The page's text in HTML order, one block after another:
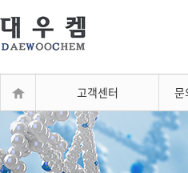
고객센터 문